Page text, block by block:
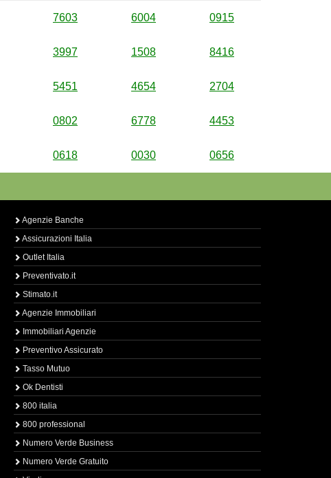
7603 6004 0915
3997 1508 8416
5451 4654 2704
0802 6778 4453
0618 0030 0656
Agenzie Banche
Assicurazioni Italia
Outlet Italia
Preventivato.it
Stimato.it
Agenzie Immobiliari
Immobiliari Agenzie
Preventivo Assicurato
Tasso Mutuo
Ok Dentisti
800 italia
800 professional
Numero Verde Business
Numero Verde Gratuito